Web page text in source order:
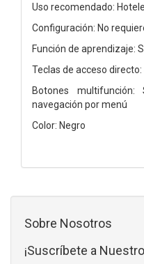
Uso recomendado:
Configuración: No
Función de aprendizaje:
Teclas de acceso directo:
Botones
navegación por menú
Color: Negro
Sobre Nosotros
¡Suscríbete a